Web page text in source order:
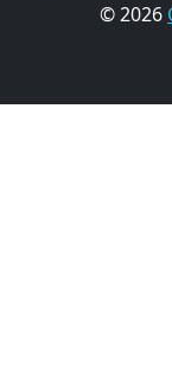
© 2026